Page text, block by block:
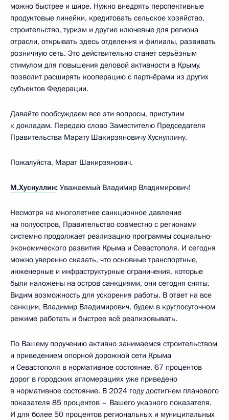
можно быстрее и шире. Нужно внедрять перспективные
продуктовые линейки, кредитовать сельское хозяйство,
строительство, туризм и другие ключевые для региона
отрасли, открывать здесь отделения и филиалы, развивать
розничную сеть. Это действительно станет серьёзным
стимулом для повышения деловой активности в Крыму,
позволит расширять кооперацию с партнёрами из других
субъектов Федерации.
Давайте пообсуждаем все эти вопросы, приступим
к докладам. Передаю слово Заместителю Председателя
Правительства Марату Шакирзяновичу Хуснуллину.
Пожалуйста, Марат Шакирзянович.
М.Хуснуллин: Уважаемый Владимир Владимирович!
Несмотря на многолетнее санкционное давление
на полуостров, Правительство совместно с регионами
системно продолжает реализацию программы социально-
экономического развития Крыма и Севастополя. И сегодня
можно уверенно сказать, что основные транспортные,
инженерные и инфраструктурные ограничения, которые
были наложены на остров санкциями, они сегодня сняты.
Видим возможность для ускорения работы. В ответ на все
санкции, Владимир Владимирович, будем в круглосуточном
режиме работать и быстрее всё реализовывать.
По Вашему поручению активно занимаемся строительством
и приведением опорной дорожной сети Крыма
и Севастополя в нормативное состояние. 67 процентов
дорог в городских агломерациях уже приведено
в нормативное состояние. В 2024 году достигнем планового
показателя 85 процентов – Вашего указного показателя.
И для более 50 процентов региональных и муниципальных